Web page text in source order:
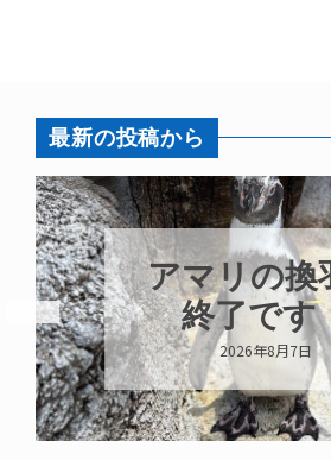
最新の投稿から
トビウオ幼
示中！
2026年8月6日